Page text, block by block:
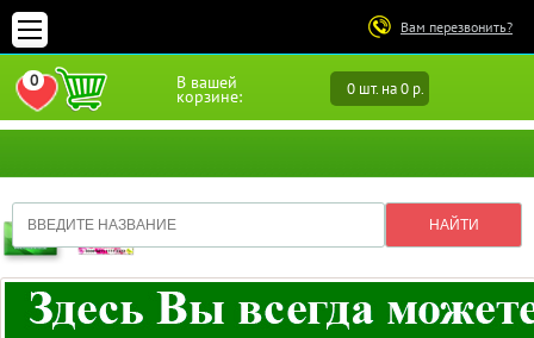
Вам перезвонить?
В вашей
корзине: 0 шт. на 0 р.
0
ПЕРЕЙТИ В ИЗБРАННОЕ